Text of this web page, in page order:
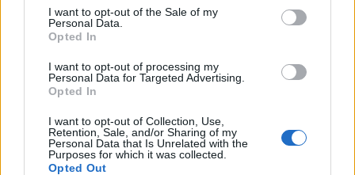
services and may gather and store information including but
not limited to your visit or usage behaviour. You may click to
grant or deny consent to Google and its third-party tags to
consent section.
I want to opt-out of the Sale of my
Personal Data.
Opted In
I want to opt-out of processing my
Personal Data for Targeted Advertising.
Opted In
I want to opt-out of Collection, Use,
Retention, Sale, and/or Sharing of my
Personal Data that Is Unrelated with the
Purposes for which it was collected.
Opted Out